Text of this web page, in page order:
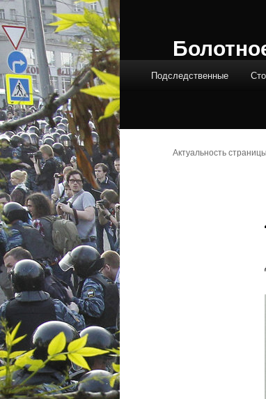
Подследственные
Актуальность